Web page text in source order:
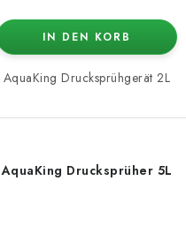
IN DEN KORB
AquaKing Drucksprühgerät 2L
AquaKing Drucksprüher 5L